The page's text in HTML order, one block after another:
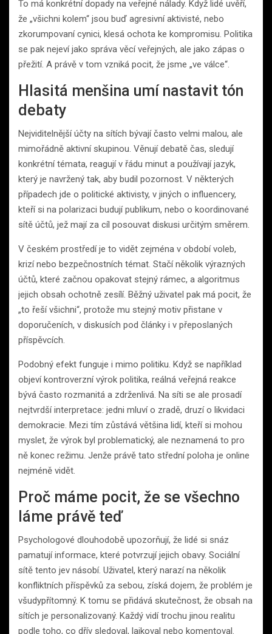
To má konkrétní dopady na veřejné nálady. Když lidé uvěří,
že „všichni kolem“ jsou buď agresivní aktivisté, nebo
zkorumpovaní cynici, klesá ochota ke kompromisu. Politika
se pak nejeví jako správa věcí veřejných, ale jako zápas o
přežití. A právě v tom vzniká pocit, že jsme „ve válce“.
Hlasitá menšina umí nastavit tón
debaty
Nejviditelnější účty na sítích bývají často velmi malou, ale
mimořádně aktivní skupinou. Věnují debatě čas, sledují
konkrétní témata, reagují v řádu minut a používají jazyk,
který je navržený tak, aby budil pozornost. V některých
případech jde o politické aktivisty, v jiných o influencery,
kteří si na polarizaci budují publikum, nebo o koordinované
sítě účtů, jež mají za cíl posouvat diskusi určitým směrem.
V českém prostředí je to vidět zejména v období voleb,
krizí nebo bezpečnostních témat. Stačí několik výrazných
účtů, které začnou opakovat stejný rámec, a algoritmus
jejich obsah ochotně zesílí. Běžný uživatel pak má pocit, že
„to řeší všichni“, protože mu stejný motiv přistane v
doporučeních, v diskusích pod články i v přeposlaných
příspěvcích.
Podobný efekt funguje i mimo politiku. Když se například
objeví kontroverzní výrok politika, reálná veřejná reakce
bývá často rozmanitá a zdrženlivá. Na síti se ale prosadí
nejtvrdší interpretace: jedni mluví o zradě, druzí o likvidaci
demokracie. Mezi tím zůstává většina lidí, kteří si mohou
myslet, že výrok byl problematický, ale neznamená to pro
ně konec režimu. Jenže právě tato střední poloha je online
nejméně vidět.
Proč máme pocit, že se všechno
láme právě teď
Psychologové dlouhodobě upozorňují, že lidé si snáz
pamatují informace, které potvrzují jejich obavy. Sociální
sítě tento jev násobí. Uživatel, který narazí na několik
konfliktních příspěvků za sebou, získá dojem, že problém je
všudypřítomný. K tomu se přidává skutečnost, že obsah na
sítích je personalizovaný. Každý vidí trochu jinou realitu
podle toho, co dřív sledoval, lajkoval nebo komentoval.